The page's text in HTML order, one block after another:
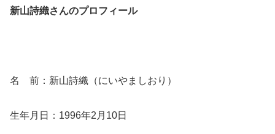
新山詩織さんのプロフィール
名 前：新山詩織（にいやましおり）
生年月日：1996年2月10日